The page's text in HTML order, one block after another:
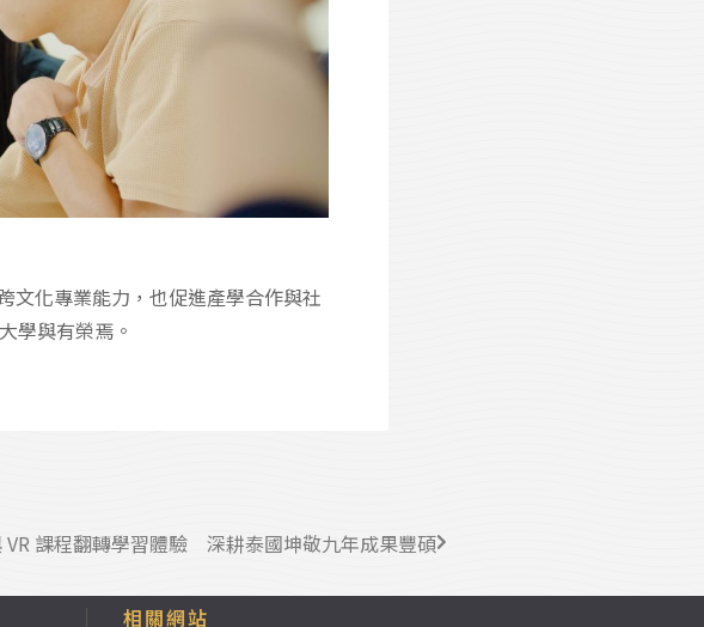
文化專業能力，也促進產學合作與社
學與有榮焉。
VR 課程翻轉學習體驗 深耕泰國坤敬九年成果豐碩
相關網站